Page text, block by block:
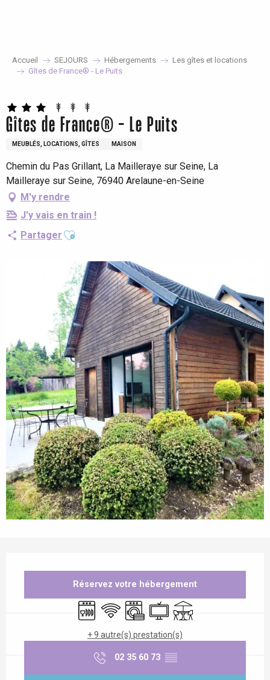
Accueil SEJOURS Hébergements
Les gîtes et locations
Gîtes de France® - Le Puits
Gîtes de France® - Le Puits
MEUBLÉS, LOCATIONS, GÎTES MAISON
Chemin du Pas Grillant, La Mailleraye sur Seine, La
Mailleraye sur Seine, 76940 Arelaune-en-Seine
M'y rendre
J'y vais en train !
Partager Ajouter aux favoris
Réservez votre hébergement
Lave vaisselle
WiFi Lave lingeTélévision
Terrasse
+ 9 autre(s) prestation(s)
02 35 60 73 ▒▒